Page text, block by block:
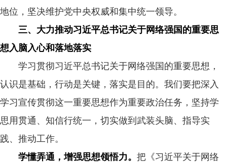
地位，坚决维护党中央权威和集中统一领导。
三、大力推动习近平总书记关于网络强国的重要思
想入脑入心和落地落实
学习贯彻习近平总书记关于网络强国的重要思想，
认识是基础，行动是关键，落实是目的。我们要把深入
学习宣传贯彻这一重要思想作为重要政治任务，坚持学
思用贯通、知信行统一，切实做到武装头脑、指导实
践、推动工作。
学懂弄通，增强思想领悟力。 把《习近平关于网络